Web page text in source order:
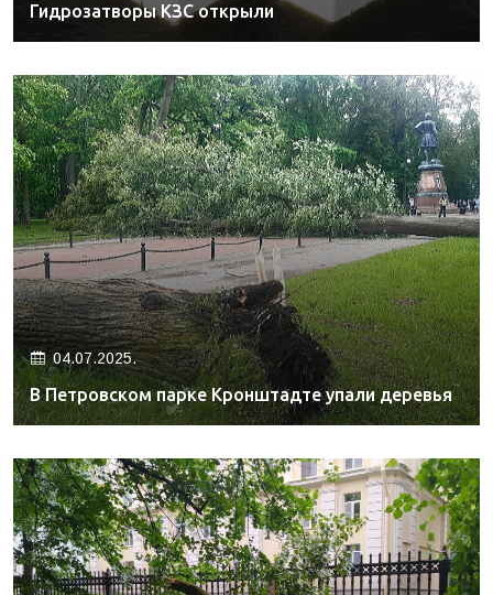
Гидрозатворы КЗС открыли
04.07.2025.
В Петровском парке Кронштадте упали деревья